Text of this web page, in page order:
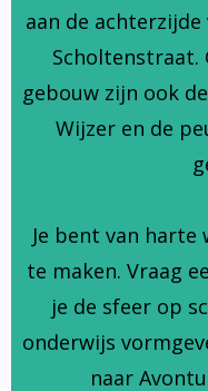
aan de
Scholtenstraat.
gebouw zijn ook
Wijzer en de
Je bent van
te maken. Vraag
je de sfeer op
onderwijs
naar